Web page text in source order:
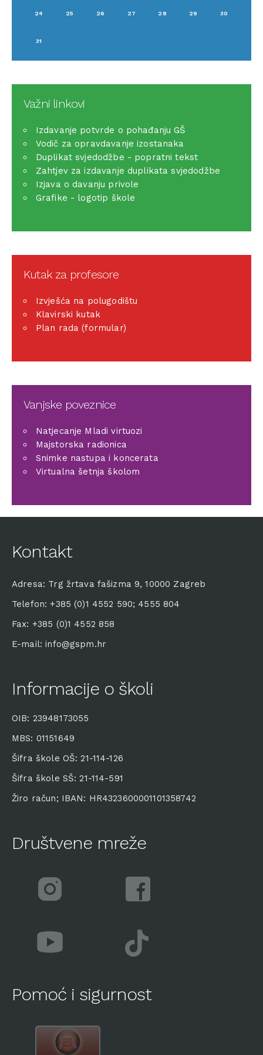
24 25 26 27 28 29 30
31
Važni linkovi
Izdavanje potvrde o pohađanju GŠ
Vodič za opravdavanje izostanaka
Duplikat svjedodžbe - popratni tekst
Zahtjev za izdavanje duplikata svjedodžbe
Izjava o davanju privole
Grafike - logotip škole
Kutak za profesore
Izvješća na polugodištu
Klavirski kutak
Plan rada (formular)
Vanjske poveznice
Natjecanje Mladi virtuozi
Majstorska radionica
Snimke nastupa i koncerata
Virtualna šetnja školom
Kontakt
Adresa: Trg žrtava fašizma 9, 10000 Zagreb
Telefon: +385 (0)1 4552 590; 4555 804
Fax: +385 (0)1 4552 858
E-mail: info@gspm.hr
Informacije o školi
OIB: 23948173055
MBS: 01151649
Šifra škole OŠ: 21-114-126
Šifra škole SŠ: 21-114-591
Žiro račun; IBAN: HR4323600001101358742
Društvene mreže
Pomoć i sigurnost